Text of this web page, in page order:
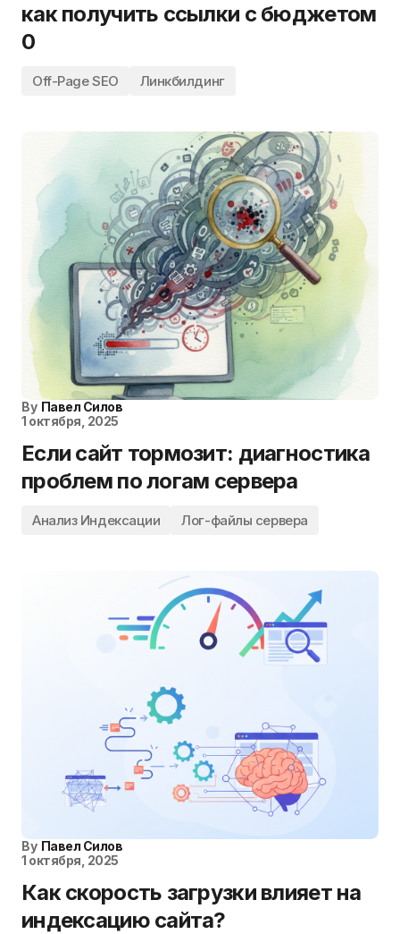
как получить ссылки с бюджетом
0
Off-Page SEO Линкбилдинг
By Павел Силов
1 октября, 2025
Если сайт тормозит: диагностика
проблем по логам сервера
Анализ Индексации Лог-файлы сервера
By Павел Силов
1 октября, 2025
Как скорость загрузки влияет на
индексацию сайта?